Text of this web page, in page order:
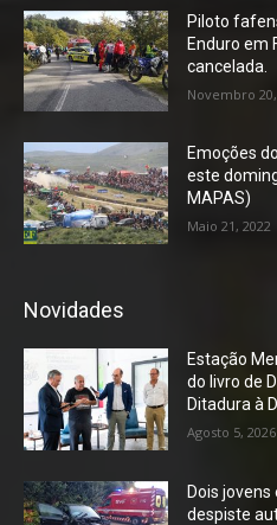
Piloto
Enduro em
cancelada.
Novembro 20,
Emoções
este
MAPAS)
Maio 21, 2022
Novidades
Estação
do livro de
Ditadura à
Agosto 5, 2026
Dois
despiste